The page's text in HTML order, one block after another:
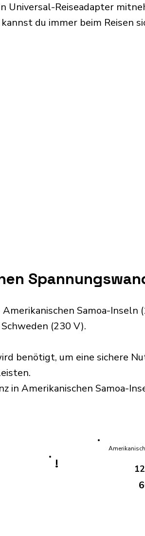
Universal-Reiseadapter
du immer beim Reisen
Samoa-Inseln
(230 V).
benötigt, um eine sichere
in Amerikanischen Samoa-
!